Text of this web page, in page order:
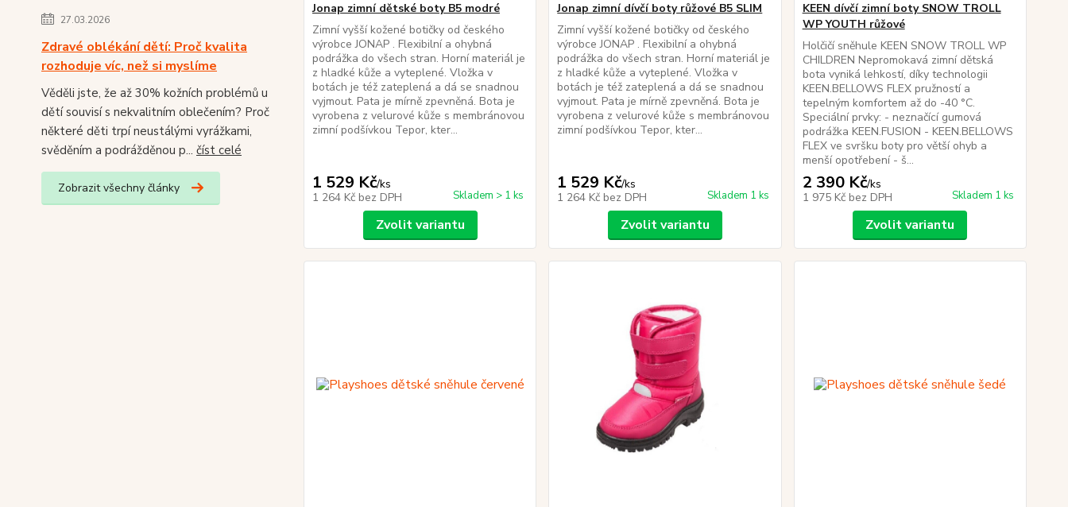
27.03.2026
Zdravé oblékání dětí: Proč kvalita
rozhoduje víc, než si myslíme
Věděli jste, že až 30% kožních problémů u
dětí souvisí s nekvalitním oblečením? Proč
některé děti trpí neustálými vyrážkami,
svěděním a podrážděnou p... číst celé
Zobrazit všechny články
Jonap zimní dětské boty B5 modré
Zimní vyšší kožené botičky od českého
výrobce JONAP . Flexibilní a ohybná
podrážka do všech stran. Horní materiál je
z hladké kůže a vyteplené. Vložka v
botách je též zateplená a dá se snadnou
vyjmout. Pata je mírně zpevněná. Bota je
vyrobena z velurové kůže s membránovou
zimní podšívkou Tepor, kter...
1 529 Kč/ks
1 264 Kč bez DPH Skladem > 1 ks
Zvolit variantu
Jonap zimní dívčí boty růžové B5 SLIM
Zimní vyšší kožené botičky od českého
výrobce JONAP . Flexibilní a ohybná
podrážka do všech stran. Horní materiál je
z hladké kůže a vyteplené. Vložka v
botách je též zateplená a dá se snadnou
vyjmout. Pata je mírně zpevněná. Bota je
vyrobena z velurové kůže s membránovou
zimní podšívkou Tepor, kter...
1 529 Kč/ks
1 264 Kč bez DPH Skladem 1 ks
Zvolit variantu
KEEN dívčí zimní boty SNOW TROLL
WP YOUTH růžové
Holčičí sněhule KEEN SNOW TROLL WP
CHILDREN Nepromokavá zimní dětská
bota vyniká lehkostí, díky technologii
KEEN.BELLOWS FLEX pružností a
tepelným komfortem až do -40 °C.
Speciální prvky: - neznačící gumová
podrážka KEEN.FUSION - KEEN.BELLOWS
FLEX ve svršku boty pro větší ohyb a
menší opotřebení - š...
2 390 Kč/ks
1 975 Kč bez DPH Skladem 1 ks
Zvolit variantu